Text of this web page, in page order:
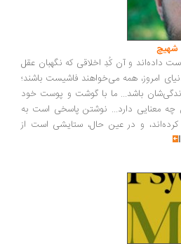
و آن کُدِ اخلاقی که نگهبان عقل
همه می‌خواهند فاشیست باشند؛
باشد... ما با گوشت و پوست خود
دارد... نوشتن پاسخی است به
و در عین حال، ستایشی است از